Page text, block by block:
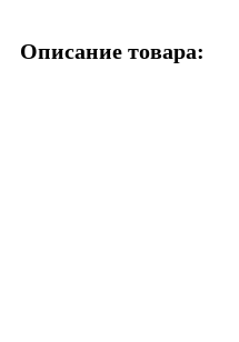
Описание товара: